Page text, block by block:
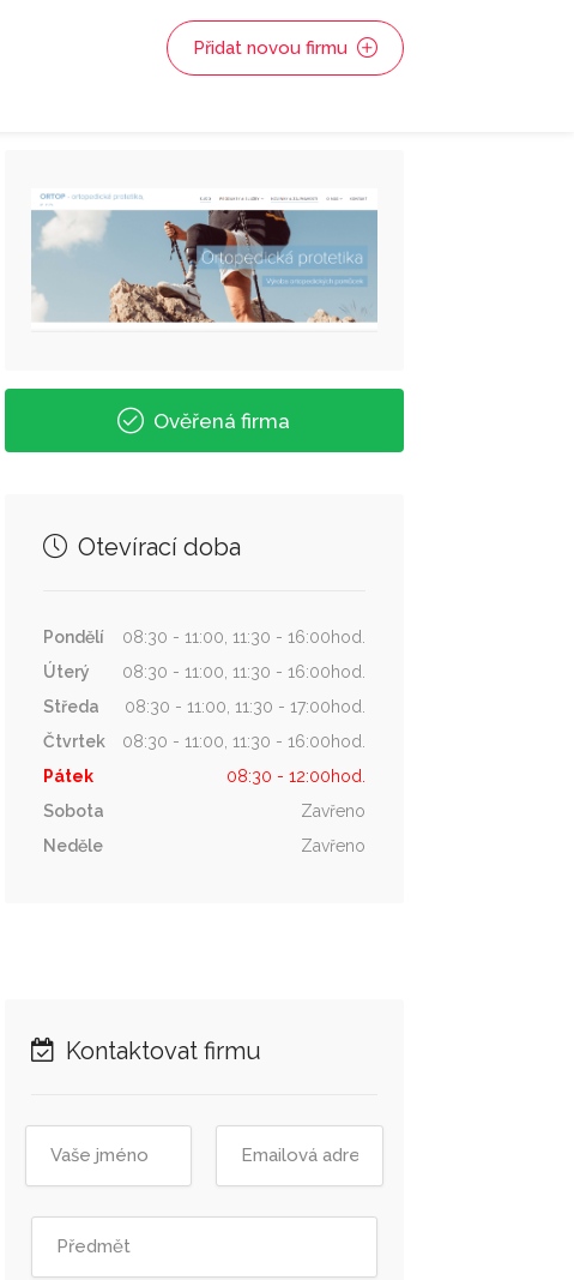
Přidat novou firmu
Ověřená firma
Otevírací doba
Pondělí
08:30 - 11:00, 11:30 - 16:00hod.
Úterý
08:30 - 11:00, 11:30 - 16:00hod.
Středa
08:30 - 11:00, 11:30 - 17:00hod.
Čtvrtek
08:30 - 11:00, 11:30 - 16:00hod.
Pátek
08:30 - 12:00hod.
Sobota
Zavřeno
Neděle
Zavřeno
Kontaktovat firmu